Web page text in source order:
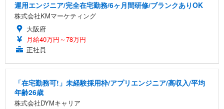
運用エンジニア/完全在宅勤務/6ヶ月間研修/ブランクありOK
株式会社KMマーケティング
大阪府
月給40万円～78万円
正社員
「在宅勤務可!」未経験採用枠/アプリエンジニア/高収入/平均
年齢26歳
株式会社DYMキャリア